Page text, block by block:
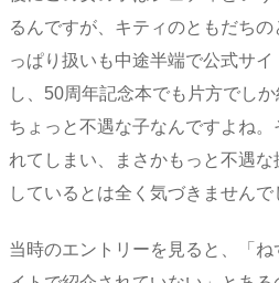
るんですが、キティのともだち
っぱり扱いも中途半端で公式サ
し、50周年記念本でも片方でし
ちょっと不遇な子なんですよね
れてしまい、まさかもっと不遇
しているとは全く気づきませんで
当時のエントリーを見ると、「